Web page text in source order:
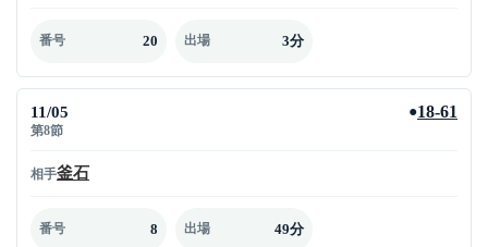
番号 20 出場 3分
11/05
第8節
●18-61
相手釜石
番号 8 出場 49分